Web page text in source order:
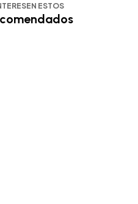
ESTOS